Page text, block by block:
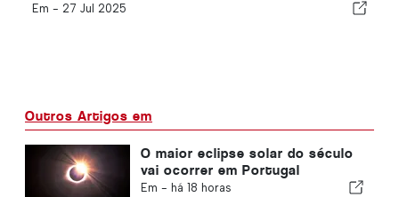
Em - 27 Jul 2025
Outros Artigos em
O maior eclipse solar do século
vai ocorrer em Portugal
Em - há 18 horas